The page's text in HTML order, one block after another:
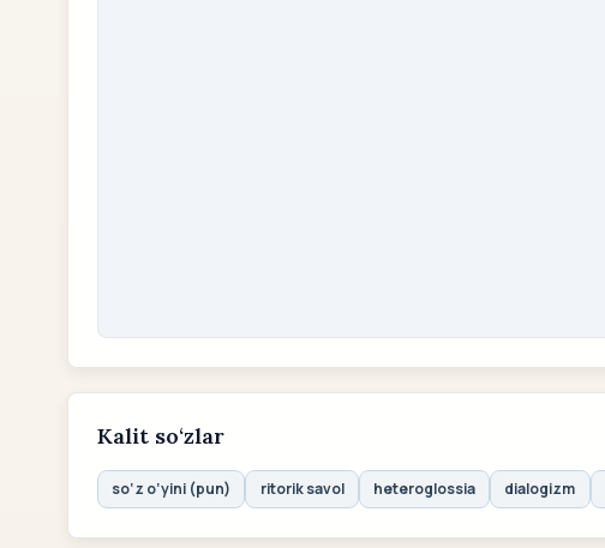
Kalit so‘zlar
so‘z o‘yini (pun) ritorik savol heteroglossia dialogizm